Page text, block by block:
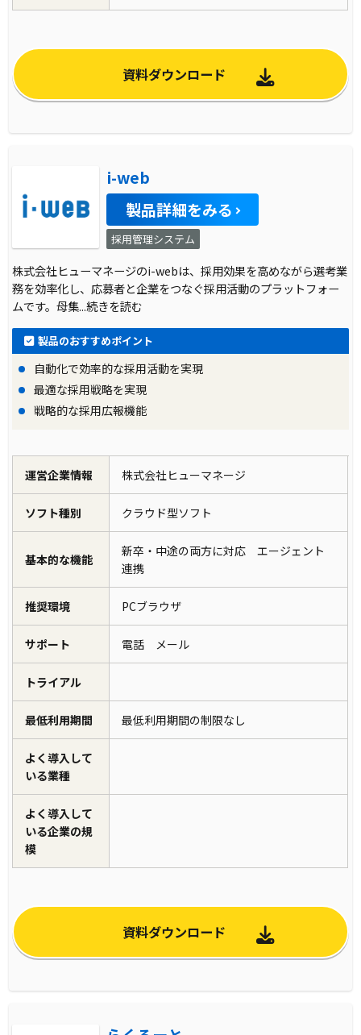
資料ダウンロード
i-web
製品詳細をみる
採用管理システム
株式会社ヒューマネージのi-webは、採用効果を高めながら選考業
務を効率化し、応募者と企業をつなぐ採用活動のプラットフォー
ムです。母集...続きを読む
製品のおすすめポイント
自動化で効率的な採用活動を実現
最適な採用戦略を実現
戦略的な採用広報機能
運営企業情報 株式会社ヒューマネージ
ソフト種別 クラウド型ソフト
基本的な機能
新卒・中途の両方に対応 エージェント
連携
推奨環境 PCブラウザ
サポート 電話 メール
トライアル
最低利用期間 最低利用期間の制限なし
よく導入して
いる業種
よく導入して
いる企業の規
模
資料ダウンロード